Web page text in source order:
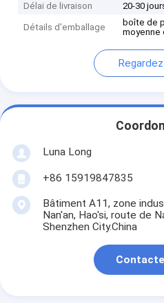
Délai de livraison 20-30
Détails d'emballage
boîte de
moyenne
Luna Long
+86 15919847835
Bâtiment A11, zone
Nan'an, Hao'si, route de
Shenzhen City.China